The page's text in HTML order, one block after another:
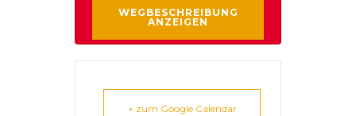
+ zum Google Calendar